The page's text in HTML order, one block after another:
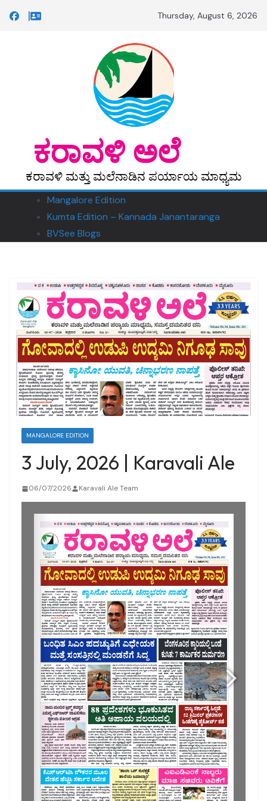
Thursday, August 6, 2026
‎ ‎‎ಕರಾವಳಿ ಅಲೆ
ಕರಾವಳಿ ಮತ್ತು ಮಲೆನಾಡಿನ ಪರ್ಯಾಯ ಮಾಧ್ಯಮ
Mangalore Edition
Kumta Edition – Kannada Janantaranga
BVSee Blogs
MANGALORE EDITION
3 July, 2026 | Karavali Ale
06/07/2026 Karavali Ale Team